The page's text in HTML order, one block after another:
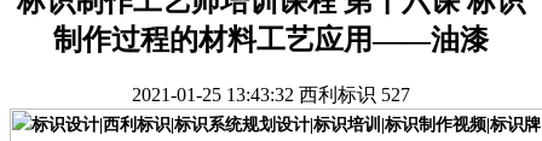
制作过程的材料工艺应用——油漆
2021-01-25 13:43:32 西利标识 527